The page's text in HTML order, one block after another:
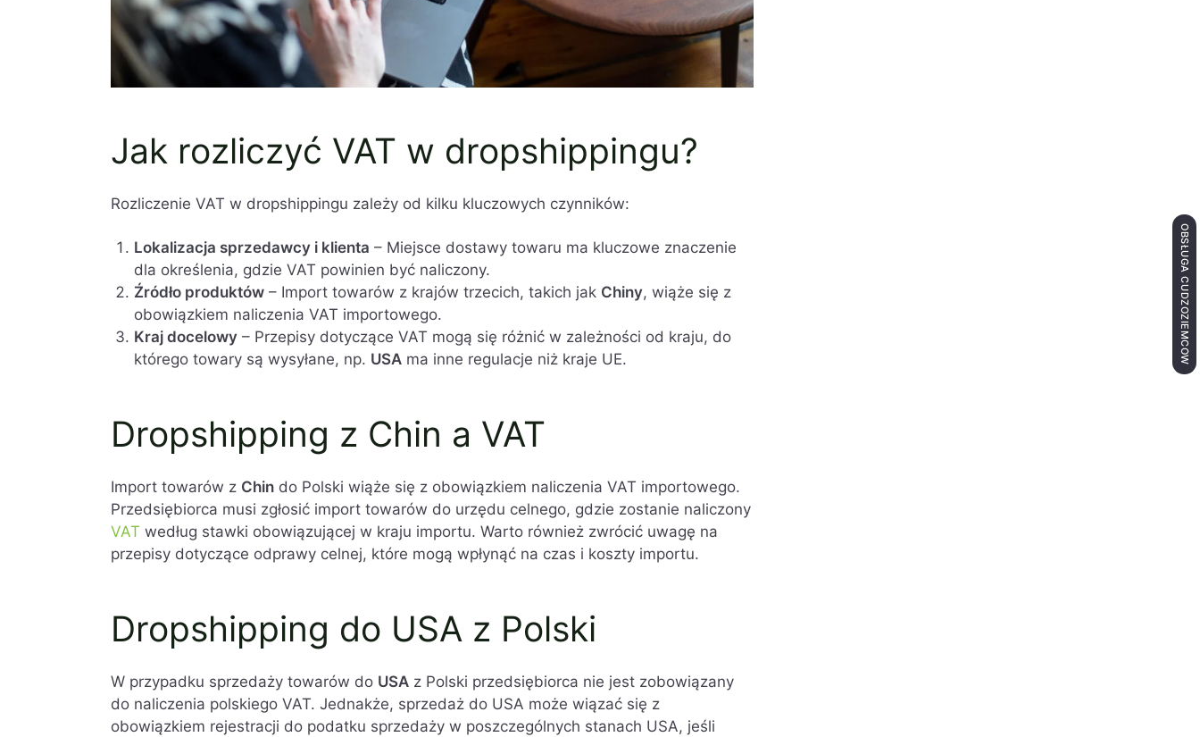
Jak rozliczyć VAT w dropshippingu?
Rozliczenie VAT w dropshippingu zależy od kilku kluczowych czynników:
Lokalizacja sprzedawcy i klienta – Miejsce dostawy towaru ma kluczowe znaczenie
dla określenia, gdzie VAT powinien być naliczony.
Źródło produktów– Import towarów z krajów trzecich, takich jak Chiny, wiąże się z
obowiązkiem naliczenia VAT importowego.
Kraj docelowy– Przepisy dotyczące VAT mogą się różnić w zależności od kraju, do
którego towary są wysyłane, np. USAma inne regulacje niż kraje UE.
Dropshipping z Chin a VAT
Import towarów z Chin do Polski wiąże się z obowiązkiem naliczenia VAT importowego.
Przedsiębiorca musi zgłosić import towarów do urzędu celnego, gdzie zostanie naliczony
VAT według stawki obowiązującej w kraju importu. Warto również zwrócić uwagę na
przepisy dotyczące odprawy celnej, które mogą wpłynąć na czas i koszty importu.
Dropshipping do USA z Polski
W przypadku sprzedaży towarów do USA z Polski przedsiębiorca nie jest zobowiązany
do naliczenia polskiego VAT. Jednakże, sprzedaż do USA może wiązać się z
obowiązkiem rejestracji do podatku sprzedaży w poszczególnych stanach USA, jeśli
OBSŁUGA CUDZOZIEMCÓW